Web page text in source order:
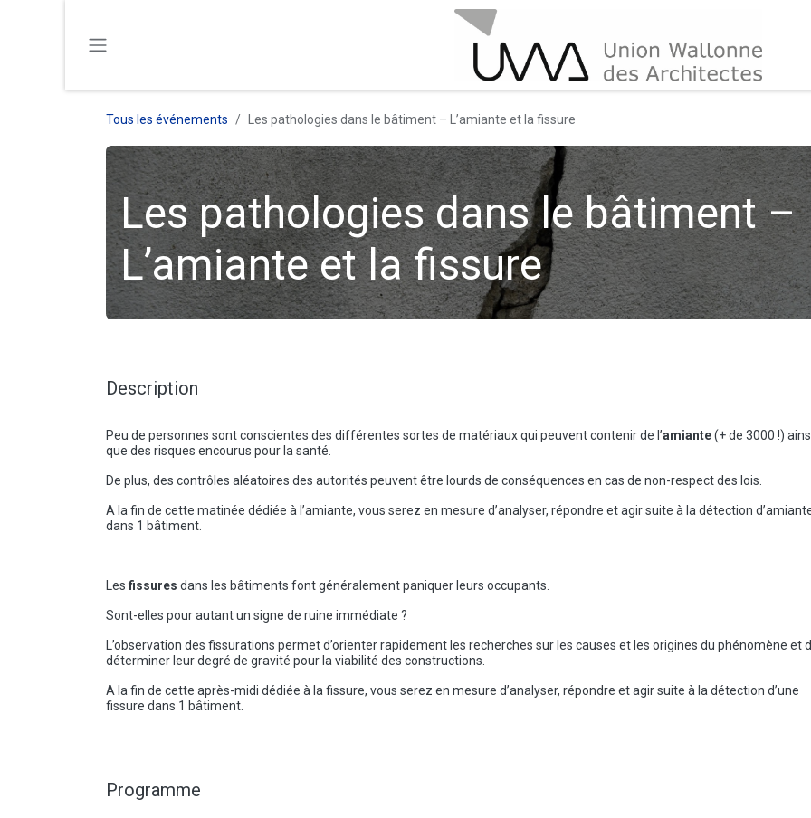
Tous les événements Les pathologies dans le bâtiment – L’amiante et la fissure
Les pathologies dans le bâtiment –
L’amiante et la fissure
Description
Peu de personnes sont conscientes des différentes sortes de matériaux qui peuvent contenir de l’amiante(+ de 3000 !)
que des risques encourus pour la santé.
De plus, des contrôles aléatoires des autorités peuvent être lourds de conséquences en cas de non-respect des lois.
A la fin de cette matinée dédiée à l’amiante, vous serez en mesure d’analyser, répondre et agir suite à la détection
dans 1 bâtiment.
Les fissures dans les bâtiments font généralement paniquer leurs occupants.
Sont-elles pour autant un signe de ruine immédiate ?
L’observation des fissurations permet d’orienter rapidement les recherches sur les causes et les origines du phénomène et
déterminer leur degré de gravité pour la viabilité des constructions.
A la fin de cette après-midi dédiée à la fissure, vous serez en mesure d’analyser, répondre et agir suite à la détection d’une
fissure dans 1 bâtiment.
Programme